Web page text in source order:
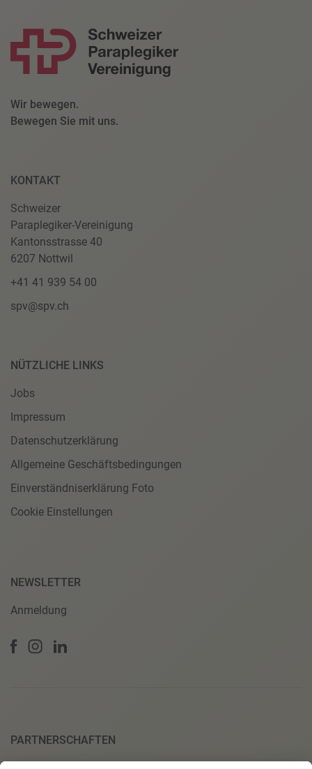
Wir bewegen.
Bewegen Sie mit uns.
KONTAKT
Schweizer
Paraplegiker-Vereinigung
Kantonsstrasse 40
6207 Nottwil
+41 41 939 54 00
spv@spv.ch
NÜTZLICHE LINKS
Jobs
Impressum
Datenschutzerklärung
Allgemeine Geschäftsbedingungen
Einverständniserklärung Foto
Cookie Einstellungen
NEWSLETTER
Anmeldung
PARTNERSCHAFTEN